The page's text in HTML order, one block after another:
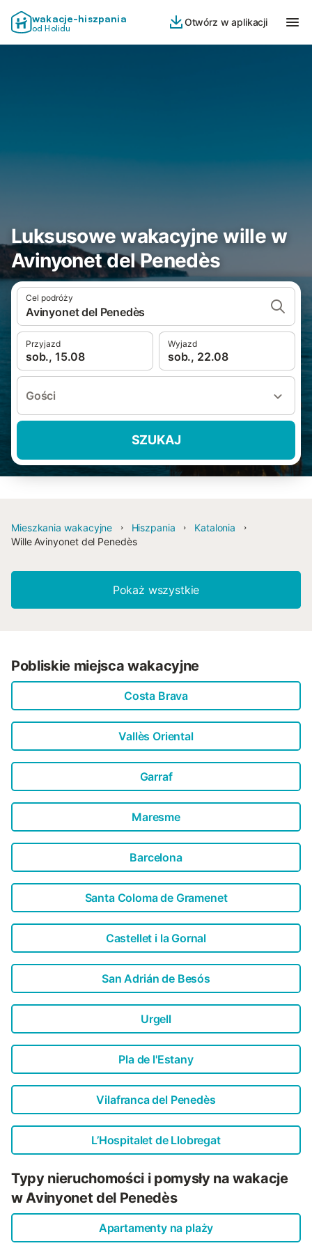
wakacje-hiszpania
od Holidu
Otwórz w aplikacji
Luksusowe wakacyjne wille w
Avinyonet del Penedès
Cel podróży
Avinyonet del Penedès
Przyjazd
sob., 15.08
Wyjazd
sob., 22.08
Gości
SZUKAJ
Mieszkania wakacyjne Hiszpania
Katalonia
Wille Avinyonet del Penedès
Pokaż wszystkie
Pobliskie miejsca wakacyjne
Costa Brava
Vallès Oriental
Garraf
Maresme
Barcelona
Santa Coloma de Gramenet
Castellet i la Gornal
San Adrián de Besós
Urgell
Pla de l'Estany
Vilafranca del Penedès
L’Hospitalet de Llobregat
Typy nieruchomości i pomysły na wakacje
w Avinyonet del Penedès
Apartamenty na plaży